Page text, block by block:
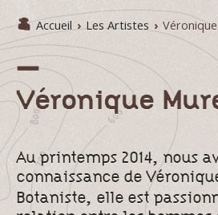
Accueil › Les Artistes ›
Véronique
Au printemps 2014, nous
connaissance de
Botaniste, elle est